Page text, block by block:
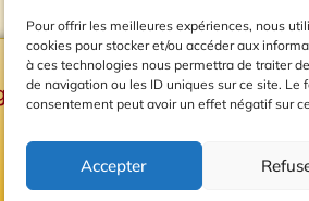
Pour offrir les meilleures expériences, nous
cookies pour stocker et/ou accéder aux
à ces technologies nous permettra de traiter
de navigation ou les ID uniques sur ce site.
consentement peut avoir un effet négatif sur
Accepter
Plan du site